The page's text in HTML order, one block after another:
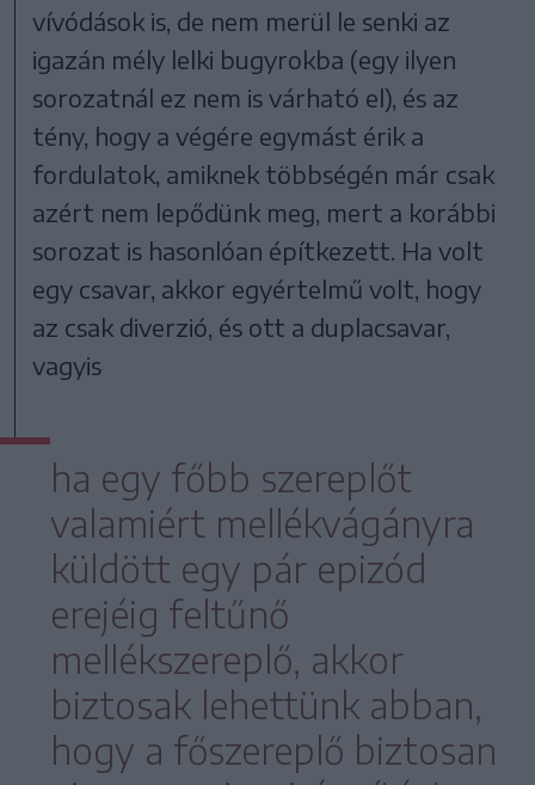
vívódások is, de nem merül le senki az
igazán mély lelki bugyrokba (egy ilyen
sorozatnál ez nem is várható el), és az
tény, hogy a végére egymást érik a
fordulatok, amiknek többségén már csak
azért nem lepődünk meg, mert a korábbi
sorozat is hasonlóan építkezett. Ha volt
egy csavar, akkor egyértelmű volt, hogy
az csak diverzió, és ott a duplacsavar,
vagyis
ha egy főbb szereplőt
valamiért mellékvágányra
küldött egy pár epizód
erejéig feltűnő
mellékszereplő, akkor
biztosak lehettünk abban,
hogy a főszereplő biztosan